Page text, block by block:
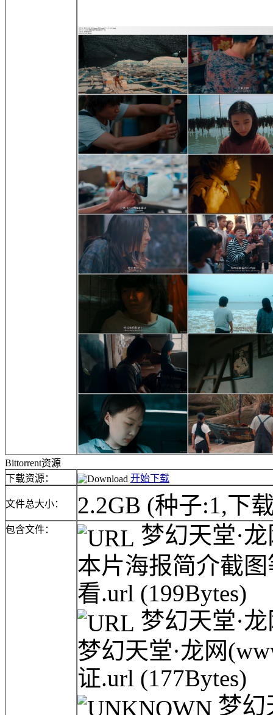
Bittorrent资源
下载资源：
开始下载
文件总大小： 2.2GB (种子:1,下
包含文件：
梦幻天堂·
本片海报简介截
看.url (199Bytes)
梦幻天堂·
梦幻天堂·龙网
证.url (177Bytes)
梦幻